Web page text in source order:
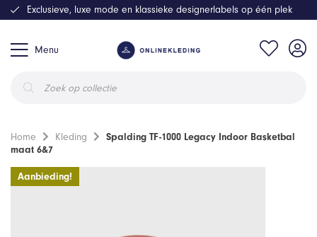
Menu
zoeken
Exclusieve, luxe mode en klassieke designerlabels op één plek
Home Kleding
Spalding TF-1000 Legacy Indoor Basketbal
maat 6&7
Aanbieding!